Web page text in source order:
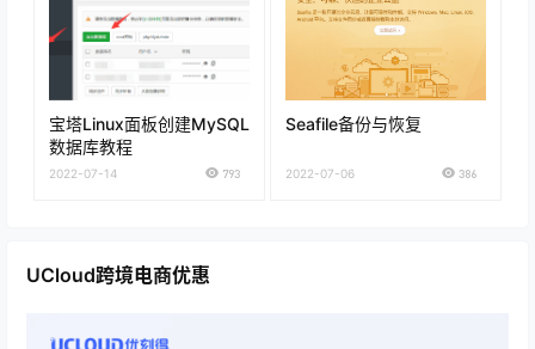
宝塔Linux面板创建MySQL
数据库教程
2022-07-14 793
Seafile备份与恢复
2022-07-06 386
UCloud跨境电商优惠